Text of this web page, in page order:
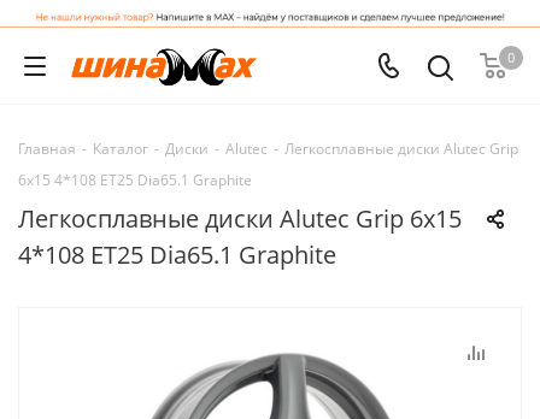
0
Главная - Каталог - Диски - Alutec - Легкосплавные диски Alutec Grip
6x15 4*108 ET25 Dia65.1 Graphite
Легкосплавные диски Alutec Grip 6x15
4*108 ET25 Dia65.1 Graphite